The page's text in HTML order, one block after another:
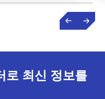
로 최신 정보를